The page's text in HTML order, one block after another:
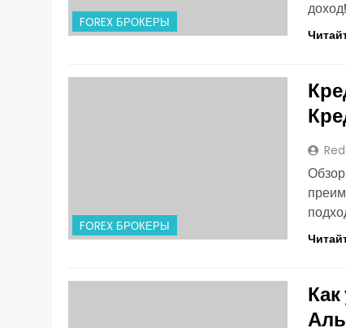
FOREX БРОКЕРЫ
доход!
FOREX БРОКЕРЫ